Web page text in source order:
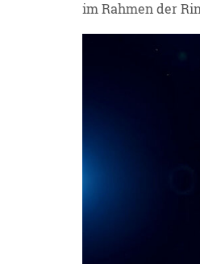
im Rahmen der